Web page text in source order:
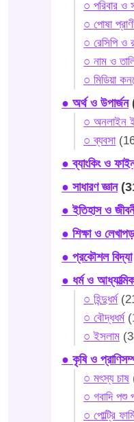
○ পরিবার ও
○ পোষা
○ রেসিপি ও
○ নাম ও
○ মিডিয়া
● অর্থ ও উপার্জন
○ অনলাইন
○ ব্যবসা
● ব্যাংকিং ও
● সাধারণ জ্ঞান
● ইতিহাস ও
● শিক্ষা ও
● প্রকৌশল বিদ্যা
● ধর্ম ও
○ হিন্দুধর্ম
○ বৌদ্ধধর্ম
○ ইসলাম
● কৃষি ও
○ মৎস্য চাষ
○ গবাদি পশু
○ পোল্ট্রি